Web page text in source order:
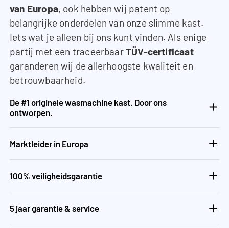
van Europa, ook hebben wij patent op
belangrijke onderdelen van onze slimme kast.
Iets wat je alleen bij ons kunt vinden. Als enige
partij met een traceerbaarTÜV-certificaat
garanderen wij de allerhoogste kwaliteit en
betrouwbaarheid.
De #1 originele wasmachine kast. Door ons
ontworpen.
Marktleider in Europa
100% veiligheidsgarantie
5 jaar garantie & service